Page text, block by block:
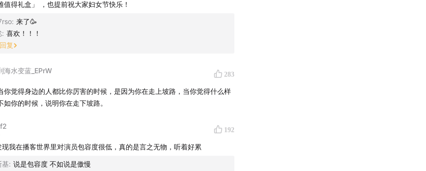
值得礼盒」 ，也提前祝大家妇女节快乐！
: 来了🥳
: 喜欢！！！
复
海水变蓝_EPrW 283
你觉得身边的人都比你厉害的时候，是因为你在走上坡路，当你觉得什么样
如你的时候，说明你在走下坡路。
192
现我在播客世界里对演员包容度很低，真的是言之无物，听着好累
基: 说是包容度 不如说是傲慢